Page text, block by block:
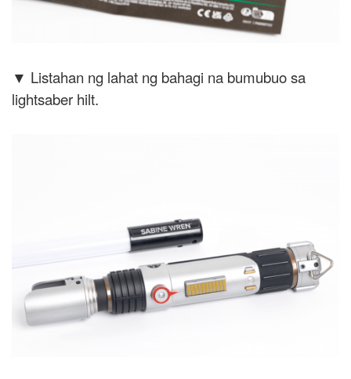
▼ Listahan ng lahat ng bahagi na bumubuo sa
lightsaber hilt.